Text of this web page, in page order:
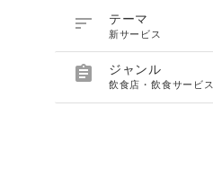
 テーマ
新サービス
 ジャンル
飲食店・飲食サービス